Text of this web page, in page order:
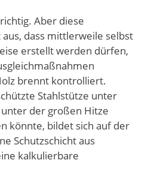
Aber diese
dass mittlerweile selbst
erstellt werden dürfen,
brennt kontrolliert.
Stahlstütze unter
der großen Hitze
könnte, bildet sich auf der
Schutzschicht aus
kalkulierbare